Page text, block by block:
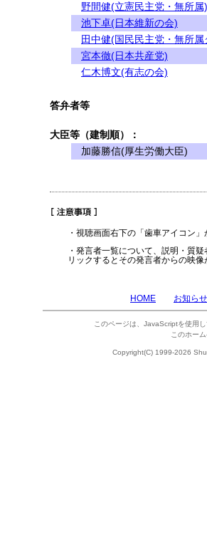
野間健(立憲民主党・無所属)
池下卓(日本維新の会)
田中健(国民民主党・無所属
宮本徹(日本共産党)
仁木博文(有志の会)
答弁者等
大臣等（建制順）：
加藤勝信(厚生労働大臣)
・視聴画面右下の「歯車アイコン
・発言者一覧について、説明・質
リックするとその発言者からの映像
HOME お知らせ
このページは、JavaScriptを使用
このホー
Copyright(C) 1999-2026